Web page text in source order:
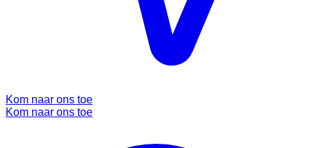
Kom naar ons toe
Kom naar ons toe